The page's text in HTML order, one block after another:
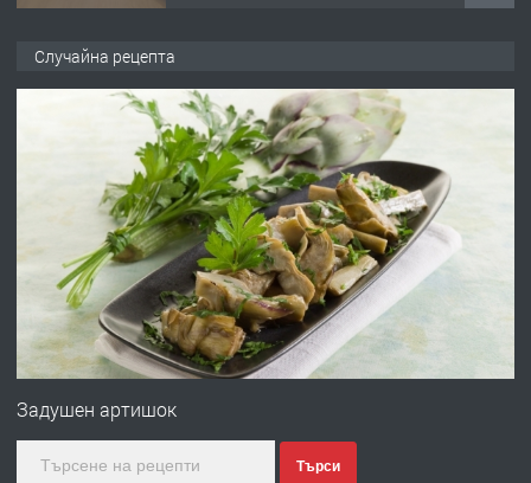
№4120 Магазин/Офис под наем в кв.
Любен Каравелов, Хасково-близо до
градската градина!
ПРЕДЛАГА
ПРОСТОРЕН ТРИСТАЕН
Случайна рецепта
Задушен артишок
Търси